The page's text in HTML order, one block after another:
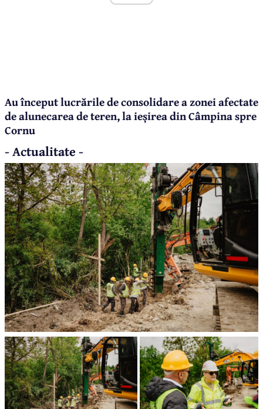
Au început lucrările de consolidare a zonei afectate
de alunecarea de teren, la ieșirea din Câmpina spre
Cornu
- Actualitate -